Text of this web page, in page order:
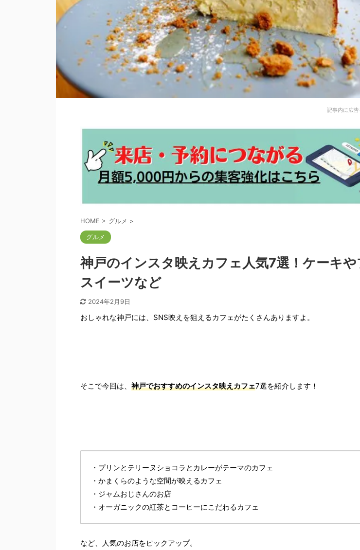
記事内に広告
HOME > グルメ >
グルメ
神戸のインスタ映えカフェ人気7選！ケーキや
スイーツなど
2024年2月9日
おしゃれな神戸には、SNS映えを狙えるカフェがたくさんありますよ。
そこで今回は、 神戸でおすすめのインスタ映えカフェ7選を紹介します！
・プリンとテリーヌショコラとカレーがテーマのカフェ
・かまくらのような空間が映えるカフェ
・ジャムおじさんのお店
・オーガニックの紅茶とコーヒーにこだわるカフェ
など、人気のお店をピックアップ。